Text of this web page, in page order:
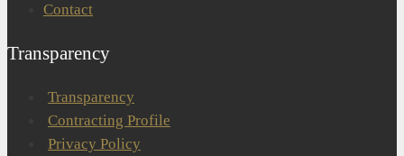
Contact
Transparency
Transparency
Contracting Profile
Privacy Policy